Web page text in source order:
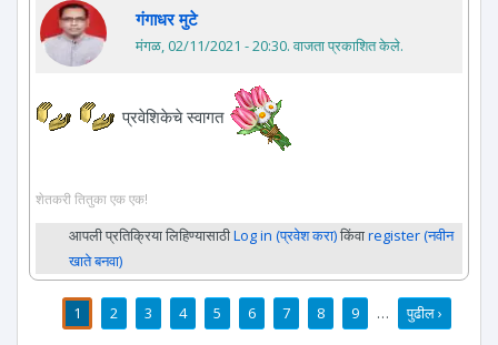
गंगाधर मुटे
मंगळ, 02/11/2021 - 20:30. वाजता प्रकाशित केले.
प्रवेशिकेचे स्वागत
शेतकरी तितुका एक एक!
आपली प्रतिक्रिया लिहिण्यासाठीLog in (प्रवेश करा)किंवाregister (नवीन
खाते बनवा)
पाने 1 2 3 4 5 6 7 8 9 … पुढील ›